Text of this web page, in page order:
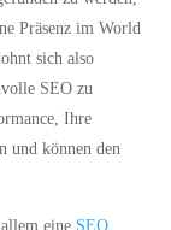
zu werden,
Präsenz im World
sich also
SEO zu
Ihre
können den